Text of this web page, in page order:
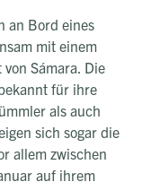
an Bord eines
mit einem
Sámara. Die
für ihre
als auch
sich sogar die
allem zwischen
auf ihrem